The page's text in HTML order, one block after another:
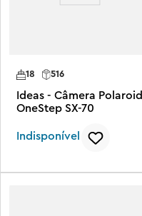
18 516
Ideas - Câmera Polaroid
OneStep SX-70
Indisponível